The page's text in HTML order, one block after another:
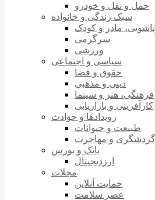
حمل و نقل و خودرو
سبک زندگی و خانواده
مادر و کودک
سرگرمی
ورزشی
سیاسی و اجتماعی
حقوق و قضا
دینی و مذهبی
فرهنگی، هنر و سینما
کارآفرینی و بازاریابی
رویدادها و حوادث
طبیعت و حیوانات
گردشگری و مهاجرت
بانک و بورس
ارزدیجیتال
مجلات
حمایت آنلاین
عصر سلامت